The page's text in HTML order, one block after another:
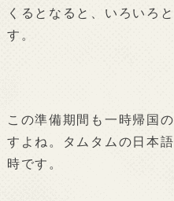
くるとなると、いろいろ
す。
この準備期間も一時帰国
すよね。タムタムの日本
時です。